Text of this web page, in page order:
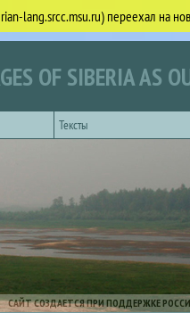
lang.srcc.msu.ru) переехал на
OF SIBERIA AS
Тексты
САЙТ СОЗДАЕТСЯ ПРИ ПОДДЕРЖКЕ